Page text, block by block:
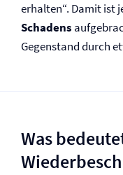
erhalten“. Damit ist
Schadens
Gegenstand durch
Was